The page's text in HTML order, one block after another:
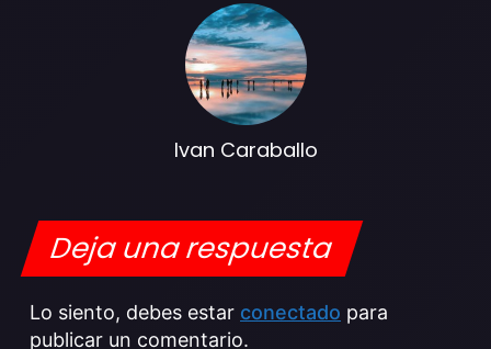
Ivan Caraballo
Deja una respuesta
Lo siento, debes estar conectado para
publicar un comentario.